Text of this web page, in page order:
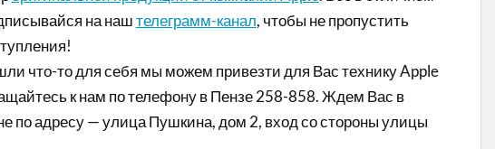
на наштелеграмм-канал, чтобы не пропустить
что-то для себя мы можем привезти для Вас технику Apple
к нам по телефону в Пензе 258-858. Ждем Вас в
по адресу — улица Пушкина, дом 2, вход со стороны улицы